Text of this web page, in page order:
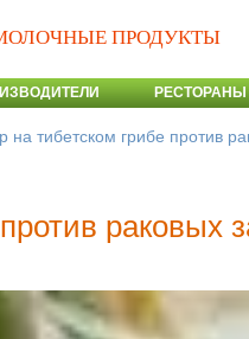
ПРОДУКТЫ
РЕСТОРАНЫ
на тибетском грибе против
раковых